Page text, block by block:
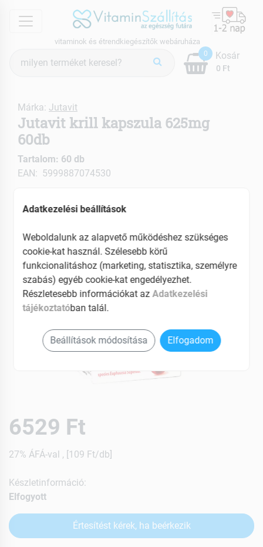
menu
vitaminok és étrendkiegészítők webáruháza
keresés
0
0 Ft
Kosár
Márka: Jutavit
Jutavit krill kapszula 625mg
60db
Tartalom: 60 db
EAN: 5999887074530
6529 Ft
27% ÁFÁ-val , [109 Ft/db]
Készletinformáció:
Elfogyott
Értesítést kérek, ha beérkezik
Adatkezelési beállítások
Weboldalunk az alapvető működéshez szükséges
cookie-kat használ. Szélesebb körű
funkcionalitáshoz (marketing, statisztika, személyre
szabás) egyéb cookie-kat engedélyezhet.
Részletesebb információkat azAdatkezelési
tájékoztatóban talál.
Beállítások módosítása Elfogadom